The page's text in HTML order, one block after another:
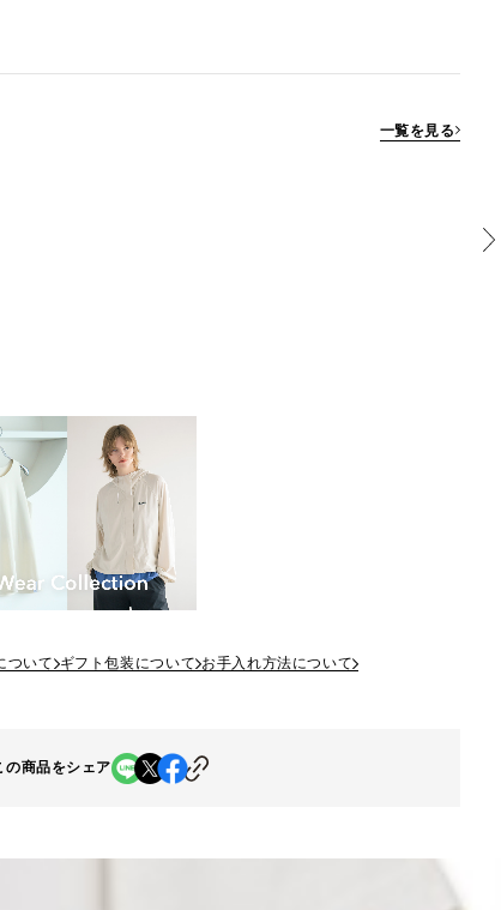
一覧を見る
ついて ギフト包装について お手入れ方法について
の商品をシェア